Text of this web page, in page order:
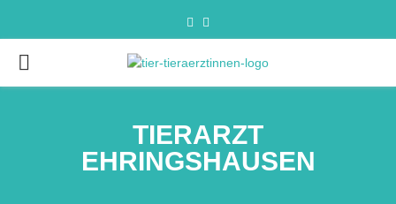
TIERARZT
EHRINGSHAUSEN